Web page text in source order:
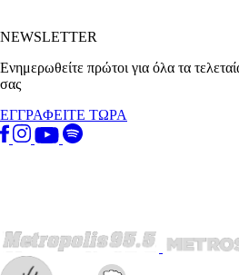
NEWSLETTER
Ενημερωθείτε πρώτοι για όλα τα
σας
ΕΓΓΡΑΦΕΙΤΕ ΤΩΡΑ